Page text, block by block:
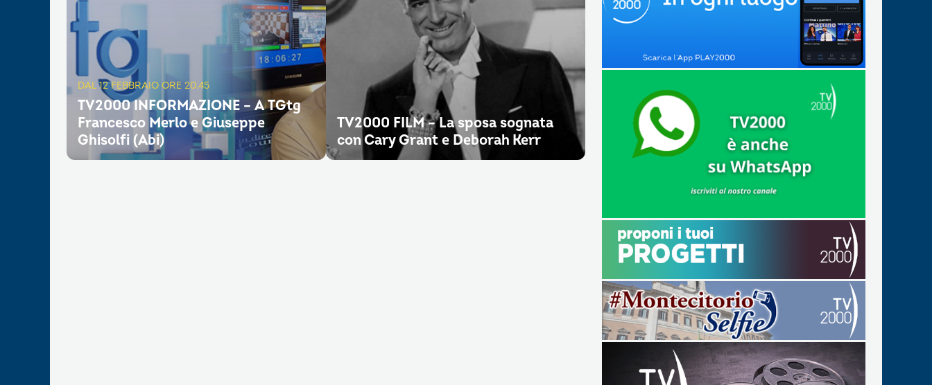
DAL 12 FEBBRAIO ORE 20.45
TV2000 INFORMAZIONE – A TGtg
Francesco Merlo e Giuseppe
Ghisolfi (Abi)
TV2000 FILM – La sposa sognata
con Cary Grant e Deborah Kerr